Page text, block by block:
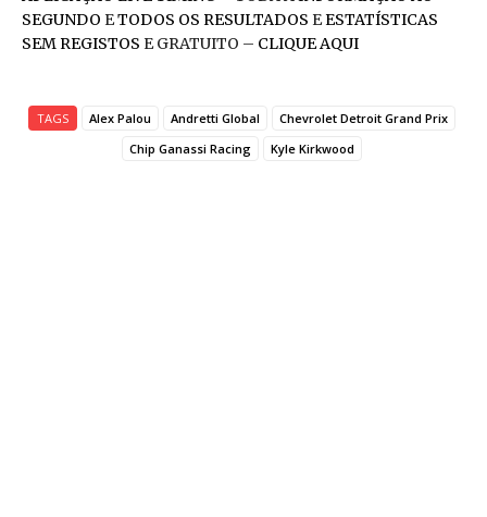
SEGUNDO ETODOS OS RESULTADOS EESTATÍSTICAS
SEM REGISTOS E GRATUITO – CLIQUE AQUI
TAGS Alex Palou Andretti Global
Chevrolet Detroit Grand Prix
Chip Ganassi Racing
Kyle Kirkwood